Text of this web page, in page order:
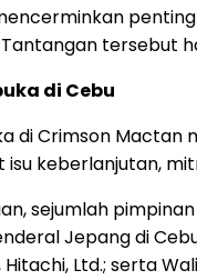
tersebut
di Cebu
di Crimson
keberlanjutan,
sejumlah
Jepang di
Ltd.; serta